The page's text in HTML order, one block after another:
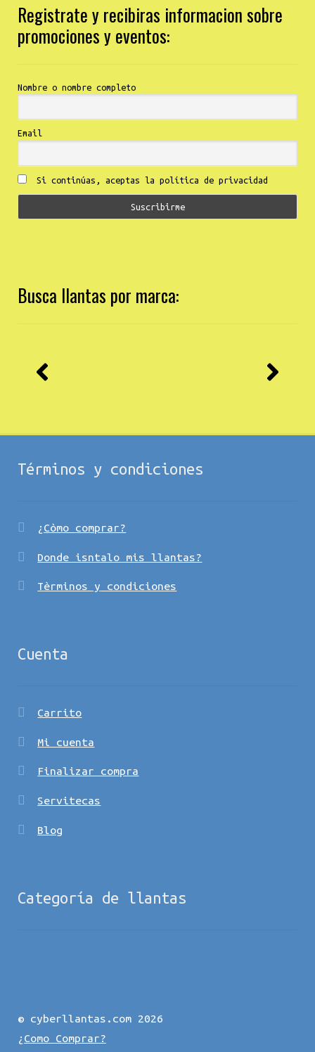
Registrate y recibiras informacion sobre
promociones y eventos:
Nombre o nombre completo
Email
Si continúas, aceptas la política de privacidad
Busca llantas por marca:
Términos y condiciones
¿Còmo comprar?
Donde isntalo mis llantas?
Tèrminos y condiciones
Cuenta
Carrito
Mi cuenta
Finalizar compra
Servitecas
Blog
Categoría de llantas
© cyberllantas.com 2026
¿Como Comprar?